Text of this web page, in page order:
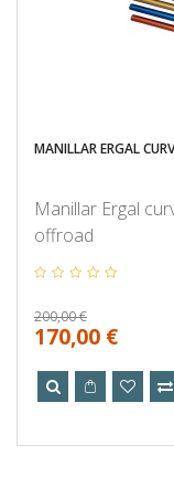
MANILLAR ERGAL
Manillar Ergal
offroad
200,00 €
170,00 €